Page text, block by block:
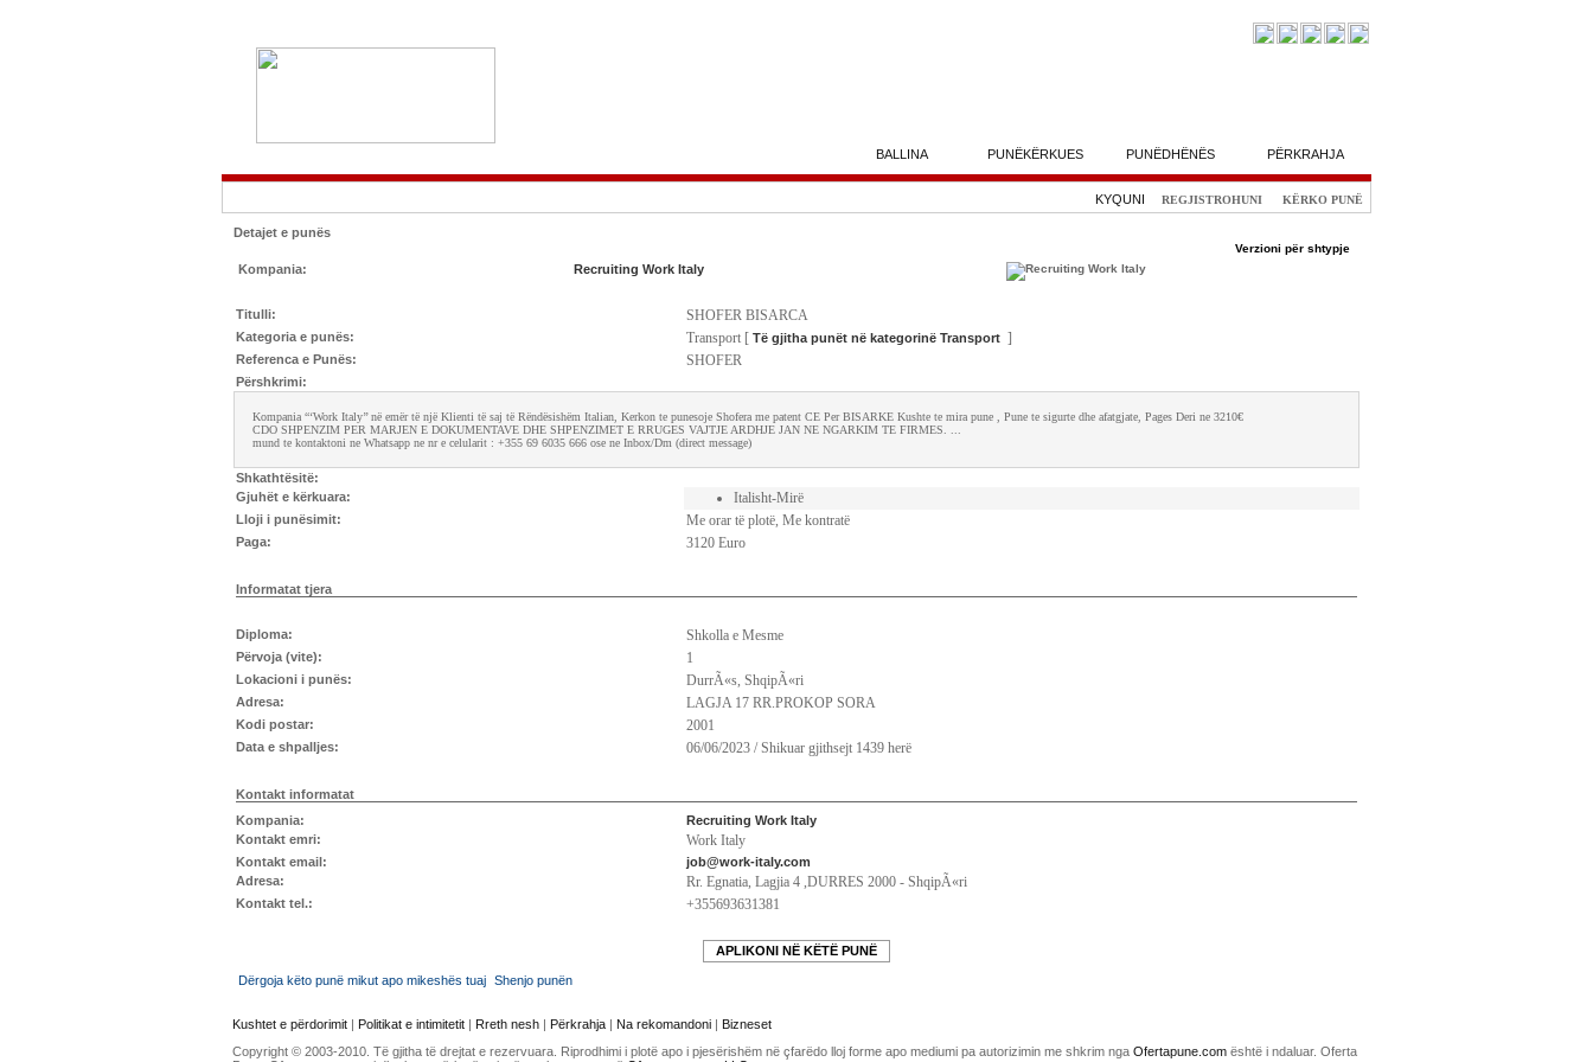
BALLINA PUNËKËRKUES PUNËDHËNËS PËRKRAHJA
KYQUNI REGJISTROHUNI KËRKO PUNË
Detajet e punës
Verzioni për shtypje
Kompania: Recruiting Work Italy
Titulli: SHOFER BISARCA
Kategoria e punës: Transport [ Të gjitha punët në kategorinë Transport ]
Referenca e Punës: SHOFER
Përshkrimi:
Kompania “‘Work Italy’’ në emër të një Klienti të saj të Rëndësishëm Italian, Kerkon te punesoje Shofera me patent CE Per BISARKE Kushte te mira pune , Pune te sigurte dhe afatgjate, Pages Deri ne 3210€
CDO SHPENZIM PER MARJEN E DOKUMENTAVE DHE SHPENZIMET E RRUGES VAJTJE ARDHJE JAN NE NGARKIM TE FIRMES. ...
mund te kontaktoni ne Whatsapp ne nr e celularit : +355 69 6035 666 ose ne Inbox/Dm (direct message)
Shkathtësitë:
Gjuhët e kërkuara:
Italisht-Mirë
Lloji i punësimit: Me orar të plotë, Me kontratë
Paga: 3120 Euro
Informatat tjera
Diploma: Shkolla e Mesme
Përvoja (vite): 1
Lokacioni i punës: DurrÃ«s, ShqipÃ«ri
Adresa: LAGJA 17 RR.PROKOP SORA
Kodi postar: 2001
Data e shpalljes: 06/06/2023 / Shikuar gjithsejt 1439 herë
Kontakt informatat
Kompania:
Recruiting Work Italy
Kontakt emri:
Work Italy
Kontakt email:
job@work-italy.com
Adresa:
Rr. Egnatia, Lagjia 4 ,DURRES 2000 - ShqipÃ«ri
Kontakt tel.: +355693631381
APLIKONI NË KËTË PUNË
Dërgoja këto punë mikut apo mikeshës tuaj Shenjo punën
Kushtet e përdorimit | Politikat e intimitetit | Rreth nesh | Përkrahja | Na rekomandoni | Bizneset
Copyright © 2003-2010. Të gjitha të drejtat e rezervuara. Riprodhimi i plotë apo i pjesërishëm në çfarëdo lloj forme apo mediumi pa autorizimin me shkrim nga Ofertapune.com është i ndaluar. Oferta